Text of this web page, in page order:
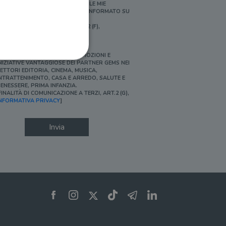
PERSONALIZZATE E IN LINEA CON LE MIE
ABITUDINI DI ACQUISTO, ESSERE INFORMATO SU
[FINALITÀ DI PROFILAZIONE, ART.2 (F),
SÌ, DESIDERO ACCEDERE A PROMOZIONI E
VANTAGGIOSE DEI PARTNER GEMS NEI
EDITORIA, CINEMA, MUSICA,
CASA E ARREDO, SALUTE E
PRIMA INFANZIA.
DI COMUNICAZIONE A TERZI, ART.2 (G),
PRIVACY]
Invia
dell'account. Il sito
per il dominio corrente.